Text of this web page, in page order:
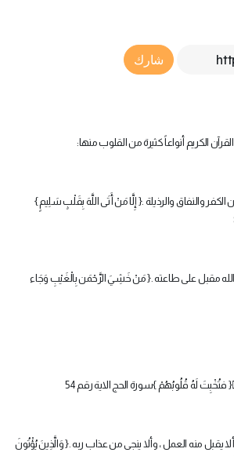
Article Link
شارك
الكريم أنواعاً كثيرة من القلوب منها:
والنفاق والرذيلة .{ إِلَّا مَنْ أَتَى اللَّهَ بِقَلْبٍ سَلِيمٍ }
الله مقبل على طاعته .{ مَنْ خَشِيَ الرَّحْمَن بِالْغَيْبِ وَجَاء
لَهُ قُلُوبُهُمْ }سورة الحج الاية رقم 54
يقبل منه العمل ، وألا ينجى من عذاب ربه .{ وَالَّذِينَ يُؤْتُونَ